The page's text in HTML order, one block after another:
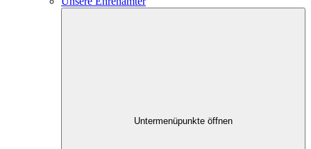
Untermenüpunkte öffnen